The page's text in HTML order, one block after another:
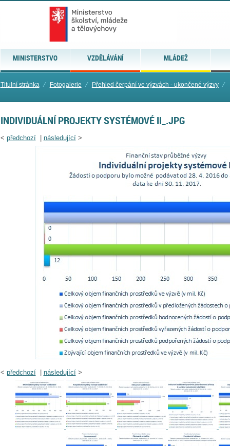
MINISTERSTVO VZDĚLÁVÁNÍ MLÁDEŽ
Titulní stránka ⁄ Fotogalerie ⁄ Přehled čerpání ve výzvách - ukončené výzvy ⁄
INDIVIDUÁLNÍ PROJEKTY SYSTÉMOVÉ II_.JPG
< předchozí| následující>
< předchozí| následující>